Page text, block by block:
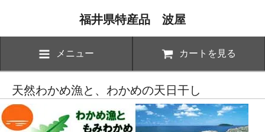
福井県特産品 波屋
メニュー カートを見る
天然わかめ漁と、わかめの天日干し